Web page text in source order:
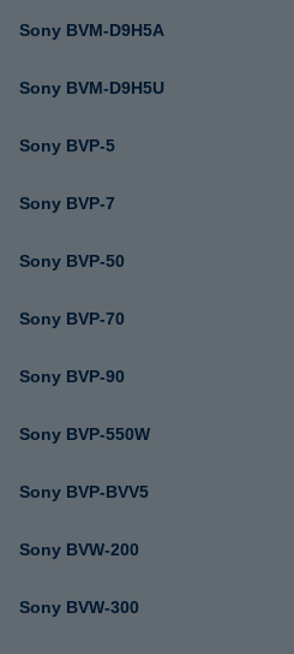
Sony BVM-D9H5A
Sony BVM-D9H5U
Sony BVP-5
Sony BVP-7
Sony BVP-50
Sony BVP-70
Sony BVP-90
Sony BVP-550W
Sony BVP-BVV5
Sony BVW-200
Sony BVW-300